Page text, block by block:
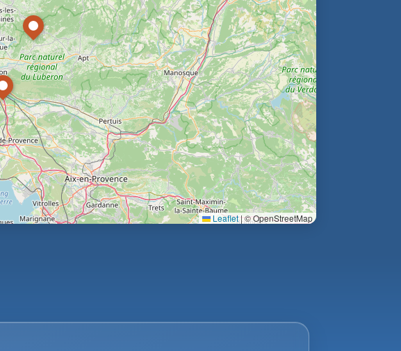
Leaflet|© OpenStreetMap